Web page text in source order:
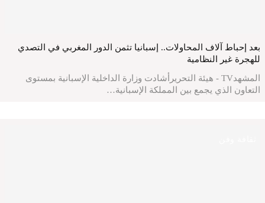
بعد إحباط آلاف المحاولات.. إسبانيا تثمن الدور المغربي في التصدي
للهجرة غير النظامية
المشهدTV - هيئة التحريرأشادت وزارة الداخلية الإسبانية بمستوى
التعاون الذي يجمع بين المملكة الإسبانية…